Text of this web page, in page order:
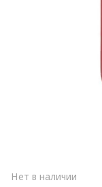
Нет в наличии